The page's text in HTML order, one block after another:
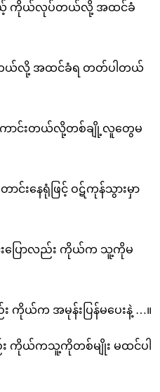
ယ့် ကိုယ်လုပ်တယ်လို့ အထင်ခံ
တယ်လို့ အထင်ခံရ တတ်ပါတယ်
ောင်းတယ်လို့တစ်ချို့လူတွေမ
းနေရုံဖြင့် ဝဋ်ကုန်သွားမှာ
းပြောလည်း ကိုယ်က သူ့ကိုမ
ယ်က အမုန်းပြန်မပေးနဲ့ …။
ယ်ကသူ့ကိုတစ်မျိုး မထင်ပါ